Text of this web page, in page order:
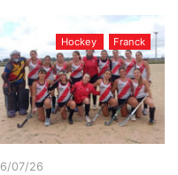
Hockey Franck
07/26